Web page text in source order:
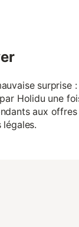
surprise
Holidu une
aux
légales.